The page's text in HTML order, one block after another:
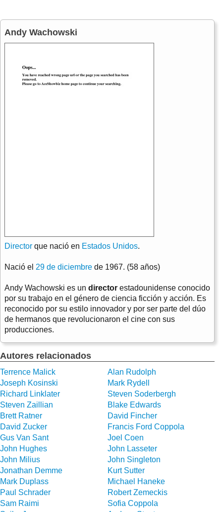
Andy Wachowski
Director que nació en Estados Unidos.
Nació el 29 de diciembre de 1967. (58 años)
Andy Wachowski es un director estadounidense conocido
por su trabajo en el género de ciencia ficción y acción. Es
reconocido por su estilo innovador y por ser parte del dúo
de hermanos que revolucionaron el cine con sus
producciones.
Autores relacionados
Terrence Malick
Alan Rudolph
Joseph Kosinski
Mark Rydell
Richard Linklater
Steven Soderbergh
Steven Zaillian
Blake Edwards
Brett Ratner
David Fincher
David Zucker
Francis Ford Coppola
Gus Van Sant
Joel Coen
John Hughes
John Lasseter
John Milius
John Singleton
Jonathan Demme
Kurt Sutter
Mark Duplass
Michael Haneke
Paul Schrader
Robert Zemeckis
Sam Raimi
Sofia Coppola